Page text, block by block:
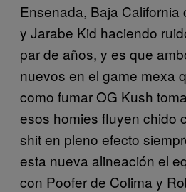
Ensenada, Baja California
y Jarabe Kid haciendo
par de años, y es que
nuevos en el game mexa
como fumar OG Kush
esos homies fluyen chido
shit en pleno efecto
esta nueva alineación el
con Poofer de Colima y